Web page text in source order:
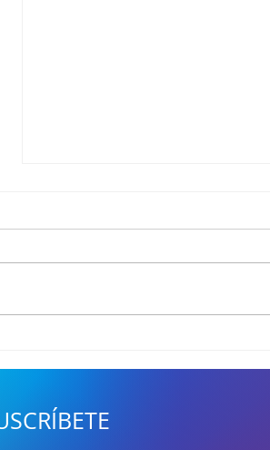
listo, las revanchas servidas